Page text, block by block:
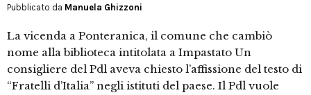
Pubblicato da Manuela Ghizzoni
La vicenda a Ponteranica, il comune che cambiò
nome alla biblioteca intitolata a Impastato Un
consigliere del Pdl aveva chiesto l’affissione del testo di
“Fratelli d’Italia” negli istituti del paese. Il Pdl vuole